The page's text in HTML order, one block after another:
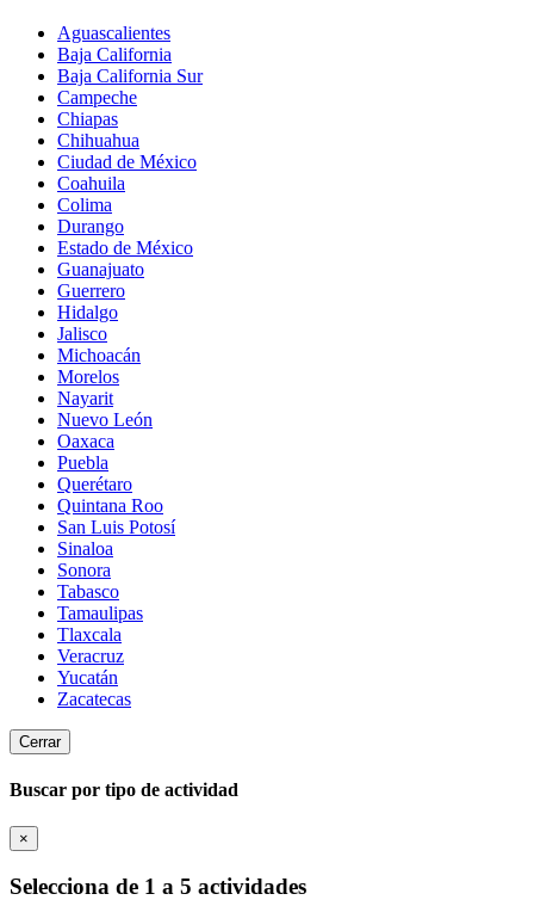
Aguascalientes
Baja California
Baja California Sur
Campeche
Chiapas
Chihuahua
Ciudad de México
Coahuila
Colima
Durango
Estado de México
Guanajuato
Guerrero
Hidalgo
Jalisco
Michoacán
Morelos
Nayarit
Nuevo León
Oaxaca
Puebla
Querétaro
Quintana Roo
San Luis Potosí
Sinaloa
Sonora
Tabasco
Tamaulipas
Tlaxcala
Veracruz
Yucatán
Zacatecas
Cerrar
Buscar por tipo de actividad
×
Selecciona de 1 a 5 actividades